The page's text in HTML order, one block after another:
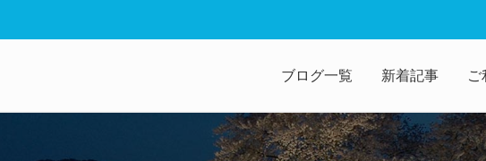
ブログ一覧 新着記事 ご